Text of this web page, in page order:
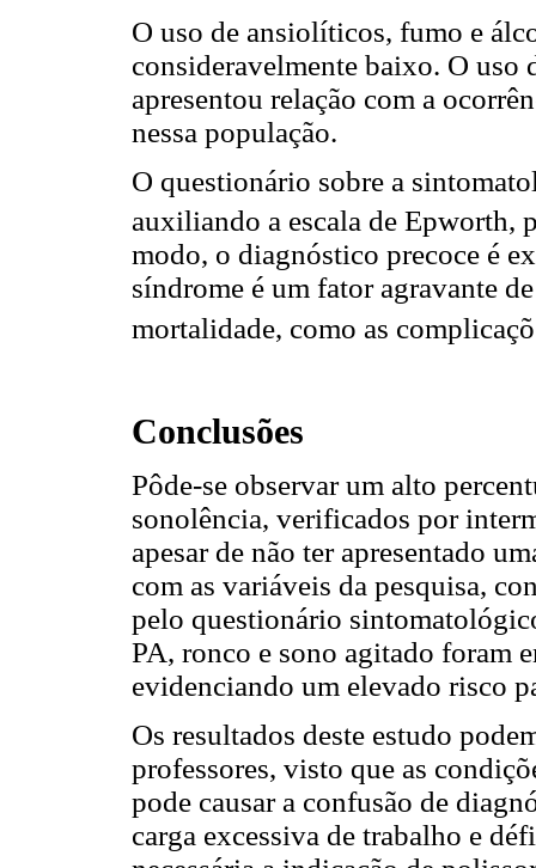
O uso de ansiolíticos, fumo e
consideravelmente baixo. O uso
apresentou relação com a
nessa população.
O questionário sobre a
auxiliando a escala de Epworth,
modo, o diagnóstico precoce é
síndrome é um fator agravante
mortalidade, como as
Conclusões
Pôde-se observar um alto
sonolência, verificados por
apesar de não ter apresentado
com as variáveis da pesquisa,
pelo questionário
PA, ronco e sono agitado foram
evidenciando um elevado risco
Os resultados deste estudo
professores, visto que as
pode causar a confusão de
carga excessiva de trabalho e